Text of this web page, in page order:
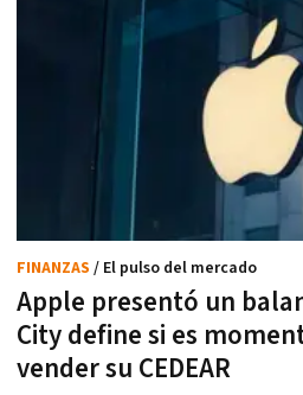
Apple presentó un
City define si es
vender su CEDEAR
FINANZAS / El pulso del mercado